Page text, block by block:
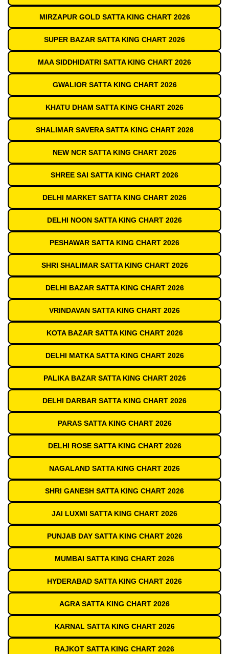
MIRZAPUR GOLD SATTA KING CHART 2026
SUPER BAZAR SATTA KING CHART 2026
MAA SIDDHIDATRI SATTA KING CHART 2026
GWALIOR SATTA KING CHART 2026
KHATU DHAM SATTA KING CHART 2026
SHALIMAR SAVERA SATTA KING CHART 2026
NEW NCR SATTA KING CHART 2026
SHREE SAI SATTA KING CHART 2026
DELHI MARKET SATTA KING CHART 2026
DELHI NOON SATTA KING CHART 2026
PESHAWAR SATTA KING CHART 2026
SHRI SHALIMAR SATTA KING CHART 2026
DELHI BAZAR SATTA KING CHART 2026
VRINDAVAN SATTA KING CHART 2026
KOTA BAZAR SATTA KING CHART 2026
DELHI MATKA SATTA KING CHART 2026
PALIKA BAZAR SATTA KING CHART 2026
DELHI DARBAR SATTA KING CHART 2026
PARAS SATTA KING CHART 2026
DELHI ROSE SATTA KING CHART 2026
NAGALAND SATTA KING CHART 2026
SHRI GANESH SATTA KING CHART 2026
JAI LUXMI SATTA KING CHART 2026
PUNJAB DAY SATTA KING CHART 2026
MUMBAI SATTA KING CHART 2026
HYDERABAD SATTA KING CHART 2026
AGRA SATTA KING CHART 2026
KARNAL SATTA KING CHART 2026
RAJKOT SATTA KING CHART 2026